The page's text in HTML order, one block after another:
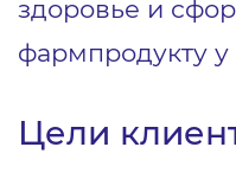
здоровье и
фармпродукту
Цели